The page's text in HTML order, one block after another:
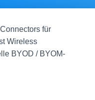
für
Wireless
BYOD / BYOM-